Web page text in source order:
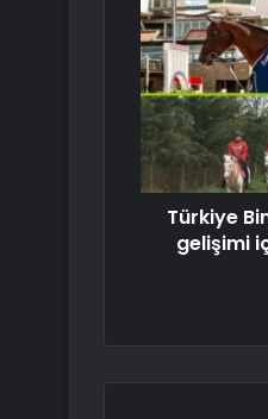
Türkiye
gelişimi